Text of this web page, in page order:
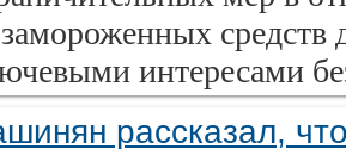
средств
интересами
рассказал,